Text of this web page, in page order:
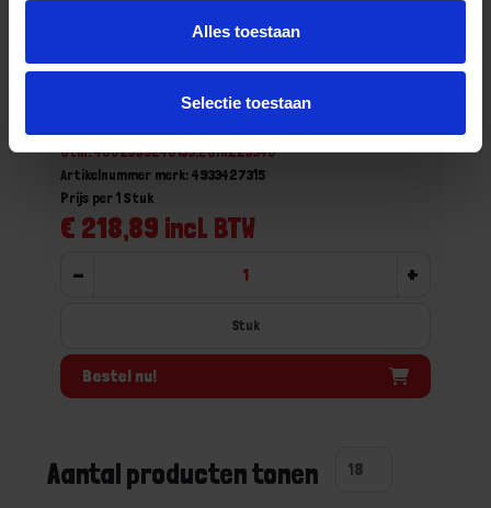
Alles toestaan
Selectie toestaan
MILWAUKEE Stroomtang 2235-40
Gtin: 4002395240135,EGMI223540
Artikelnummer merk: 4933427315
€ 218,89 incl. BTW
Prijs per 1 Stuk
- +
Stuk
Bestel nu!
Aantal producten tonen